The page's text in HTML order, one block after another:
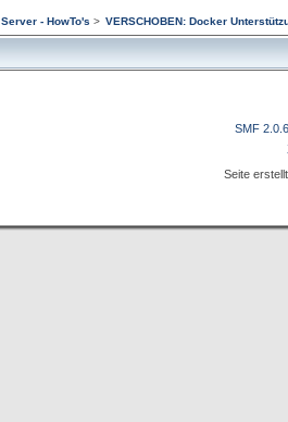
Server - HowTo's > VERSCHOBEN: Docker
SMF 2.0.6
Seite